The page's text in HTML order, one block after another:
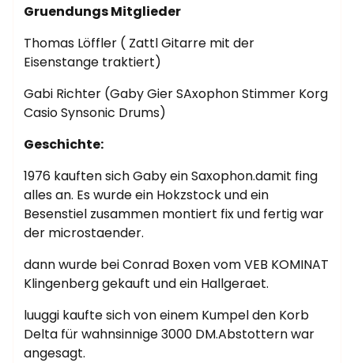
Gruendungs Mitglieder
Thomas Löffler ( Zattl Gitarre mit der
Eisenstange traktiert)
Gabi Richter (Gaby Gier SAxophon Stimmer Korg
Casio Synsonic Drums)
Geschichte:
1976 kauften sich Gaby ein Saxophon.damit fing
alles an. Es wurde ein Hokzstock und ein
Besenstiel zusammen montiert fix und fertig war
der microstaender.
dann wurde bei Conrad Boxen vom VEB KOMINAT
Klingenberg gekauft und ein Hallgeraet.
luuggi kaufte sich von einem Kumpel den Korb
Delta für wahnsinnige 3000 DM.Abstottern war
angesagt.